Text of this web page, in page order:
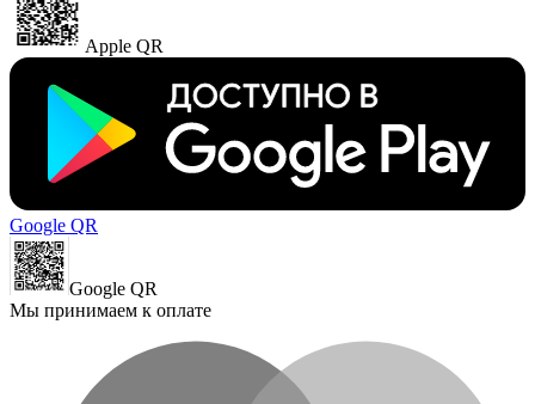
Apple QR
Google QR
Google QR
Мы принимаем к оплате